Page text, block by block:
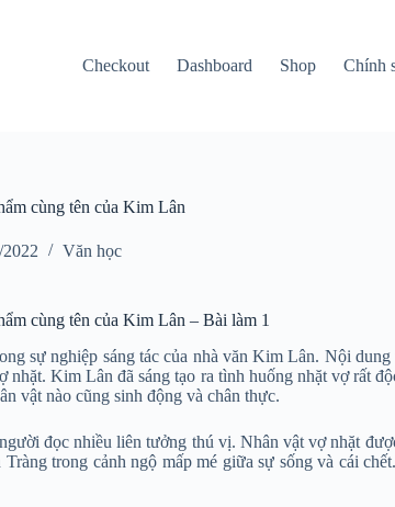
Checkout Dashboard Shop Chính
cùng tên của Kim Lân
Văn học
cùng tên của Kim Lân – Bài làm 1
sự nghiệp sáng tác của nhà văn Kim Lân. Nội
nhặt. Kim Lân đã sáng tạo ra tình huống nhặt vợ rất
vật nào cũng sinh động và chân thực.
đọc nhiều liên tưởng thú vị. Nhân vật vợ nhặt
trong cảnh ngộ mấp mé giữa sự sống và cái